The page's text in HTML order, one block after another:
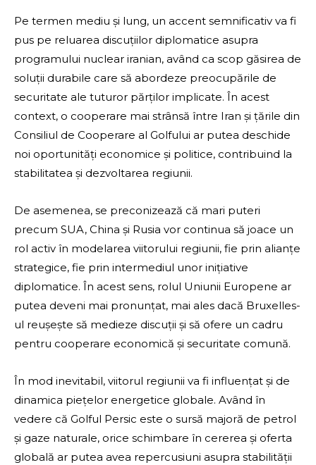
Pe termen mediu și lung, un accent semnificativ va fi
pus pe reluarea discuțiilor diplomatice asupra
programului nuclear iranian, având ca scop găsirea de
soluții durabile care să abordeze preocupările de
securitate ale tuturor părților implicate. În acest
context, o cooperare mai strânsă între Iran și țările din
Consiliul de Cooperare al Golfului ar putea deschide
noi oportunități economice și politice, contribuind la
stabilitatea și dezvoltarea regiunii.
De asemenea, se preconizează că mari puteri
precum SUA, China și Rusia vor continua să joace un
rol activ în modelarea viitorului regiunii, fie prin alianțe
strategice, fie prin intermediul unor inițiative
diplomatice. În acest sens, rolul Uniunii Europene ar
putea deveni mai pronunțat, mai ales dacă Bruxelles-
ul reușește să medieze discuții și să ofere un cadru
pentru cooperare economică și securitate comună.
În mod inevitabil, viitorul regiunii va fi influențat și de
dinamica piețelor energetice globale. Având în
vedere că Golful Persic este o sursă majoră de petrol
și gaze naturale, orice schimbare în cererea și oferta
globală ar putea avea repercusiuni asupra stabilității